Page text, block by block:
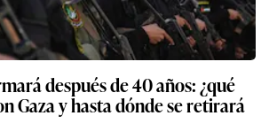
después de 40 años: ¿qué
Gaza y hasta dónde se retirará